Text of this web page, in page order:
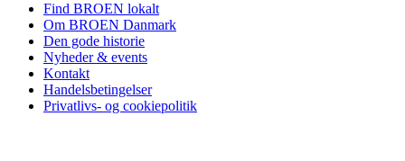
Find BROEN lokalt
Om BROEN Danmark
Den gode historie
Nyheder & events
Kontakt
Handelsbetingelser
Privatlivs- og cookiepolitik